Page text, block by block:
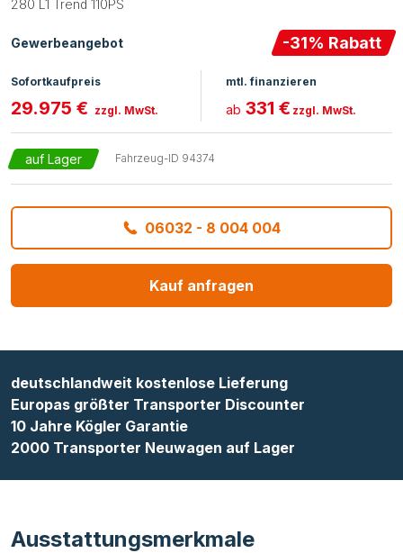
280 L1 Trend 110PS
Gewerbeangebot -31% Rabatt
Sofortkaufpreis
29.975 € zzgl. MwSt.
mtl. finanzieren
ab 331 € zzgl. MwSt.
auf Lager Fahrzeug-ID 94374
06032 - 8 004 004
Kauf anfragen
deutschlandweit kostenlose Lieferung
Europas größter Transporter Discounter
10 Jahre Kögler Garantie
2000 Transporter Neuwagen auf Lager
Ausstattungsmerkmale